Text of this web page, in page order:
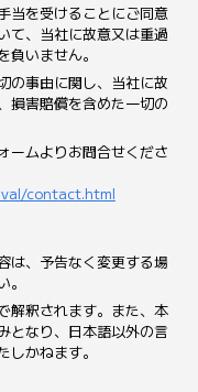
当を受けることにご同意
て、当社に故意又は重過
いません。
の事由に関し、当社に故
損害賠償を含めた一切の
ームよりお問合せくださ
contact.html
は、予告なく変更する場
解釈されます。また、本
となり、日本語以外の言
かねます。